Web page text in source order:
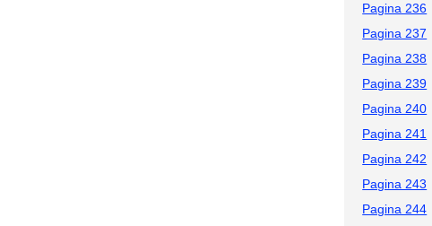
Pagina 236
Pagina 237
Pagina 238
Pagina 239
Pagina 240
Pagina 241
Pagina 242
Pagina 243
Pagina 244